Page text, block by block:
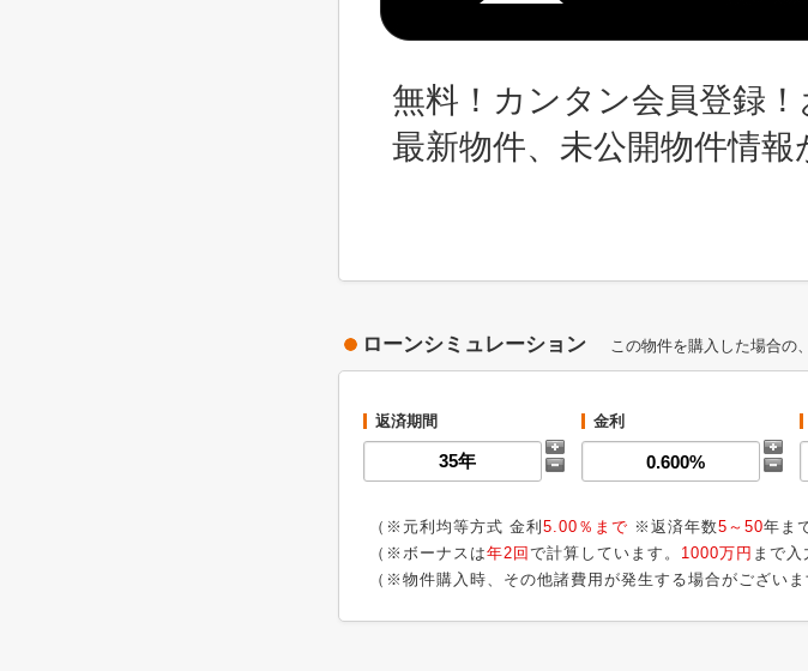
無料！カンタン会員登録！
最新物件、未公開物件情報
ローンシミュレーション この物件を購入した場合の
返済期間 金利
（※元利均等方式 金利 5.00％まで ※返済年数5～50年ま
（※ボーナスは年2回 で計算しています。 1000万円 まで入
（※物件購入時、その他諸費用が発生する場合がございま